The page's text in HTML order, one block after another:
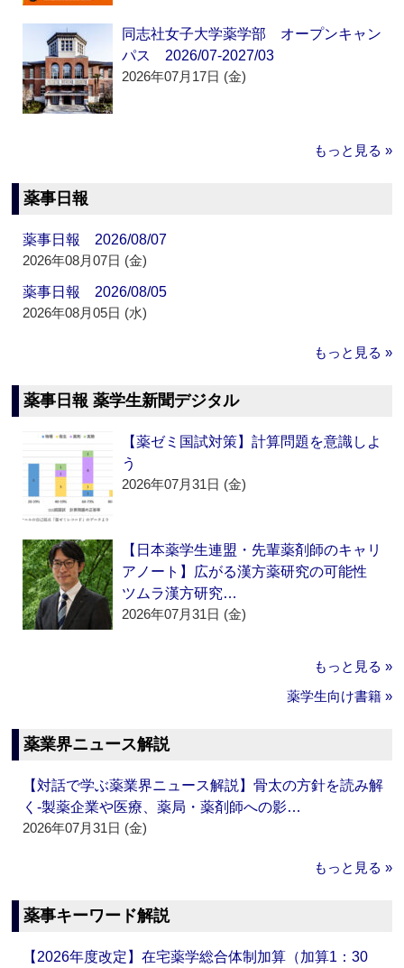
同志社女子大学薬学部 オープンキャン
パス 2026/07-2027/03
2026年07月17日 (金)
もっと見る »
薬事日報
薬事日報 2026/08/07
2026年08月07日 (金)
薬事日報 2026/08/05
2026年08月05日 (水)
もっと見る »
薬事日報 薬学生新聞デジタル
【薬ゼミ国試対策】計算問題を意識しよ
う
2026年07月31日 (金)
【日本薬学生連盟・先輩薬剤師のキャリ
アノート】広がる漢方薬研究の可能性
ツムラ漢方研究…
2026年07月31日 (金)
もっと見る »
薬学生向け書籍 »
薬業界ニュース解説
【対話で学ぶ薬業界ニュース解説】骨太の方針を読み解
く‐製薬企業や医療、薬局・薬剤師への影…
2026年07月31日 (金)
もっと見る »
薬事キーワード解説
【2026年度改定】在宅薬学総合体制加算（加算1：30